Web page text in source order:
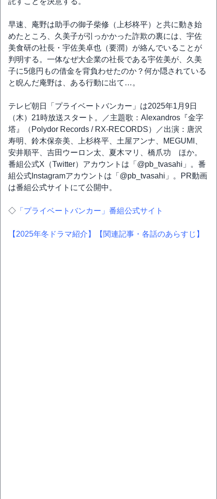
早速、庵野は助手の御子柴修（上杉柊平）と共に動き始
めたところ、久美子が引っかかった詐欺の裏には、宇佐
美食研の社長・宇佐美卓也（要潤）が絡んでいることが
判明する。一体なぜ大企業の社長である宇佐美が、久美
子に5億円もの借金を背負わせたのか？何か隠されている
と睨んだ庵野は、ある行動に出て…。
テレビ朝日「プライベートバンカー」は2025年1月9日
（木）21時放送スタート。／主題歌：Alexandros『金字
塔』（Polydor Records / RX-RECORDS）／出演：唐沢
寿明、鈴木保奈美、上杉柊平、土屋アンナ、MEGUMI、
安井順平、吉田ウーロン太、夏木マリ、橋爪功 ほか。
番組公式X（Twitter）アカウントは「@pb_tvasahi」。番
組公式Instagramアカウントは「@pb_tvasahi」。PR動画
は番組公式サイトにて公開中。
◇ 「プライベートバンカー」番組公式サイト
【2025年冬ドラマ紹介】 【関連記事・各話のあらすじ】